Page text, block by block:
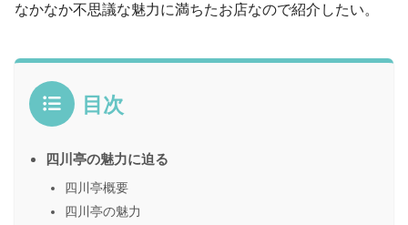
なかなか不思議な魅力に満ちたお店なので紹介したい。
目次
四川亭の魅力に迫る
四川亭概要
四川亭の魅力